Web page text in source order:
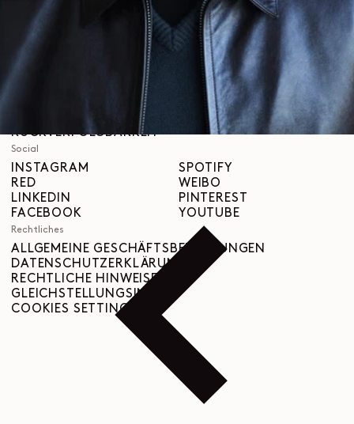
LEMAIRE
BOUTIQUEN
VERSAND & LIEFERUNGEN
KUNDENBETREUUNG
RÜCKGABEANFRAGE
WIDERRUFSRECHT
RÜCKVERFOLGBARKEIT
Social
INSTAGRAM
RED
LINKEDIN
FACEBOOK
SPOTIFY
WEIBO
PINTEREST
YOUTUBE
Rechtliches
ALLGEMEINE GESCHÄFTSBEDINGUNGEN
DATENSCHUTZERKLÄRUNG
RECHTLICHE HINWEISE
GLEICHSTELLUNGSINDEX
COOKIES SETTINGS